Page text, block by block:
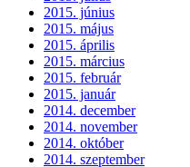
2015. június
2015. május
2015. április
2015. március
2015. február
2015. január
2014. december
2014. november
2014. október
2014. szeptember